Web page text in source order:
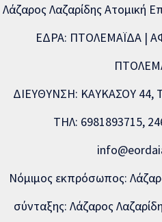
Λάζαρος Λαζαρίδης Ατομική
ΕΔΡΑ: ΠΤΟΛΕΜΑΪΔΑ |
ΔΙΕΥΘΥΝΣΗ: ΚΑΥΚΑΣΟΥ 44,
ΤΗΛ: 6981893715,
Νόμιμος εκπρόσωπος:
σύνταξης: Λάζαρος